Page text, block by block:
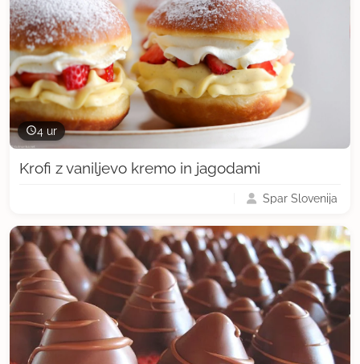
4 ur
Krofi z vaniljevo kremo in jagodami
Spar Slovenija